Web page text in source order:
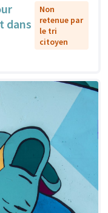
dans
Non
retenue par
le tri
citoyen